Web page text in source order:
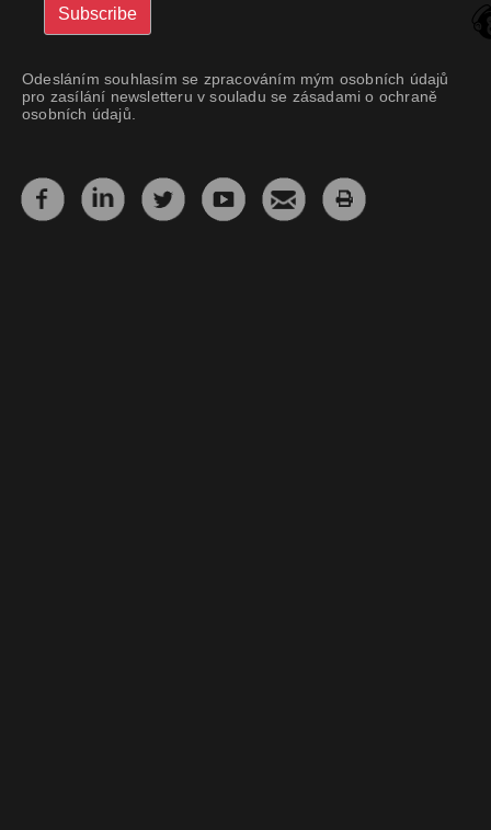
Odesláním souhlasím se zpracováním mým osobních údajů
pro zasílání newsletteru v souladu se zásadami o ochraně
osobních údajů.